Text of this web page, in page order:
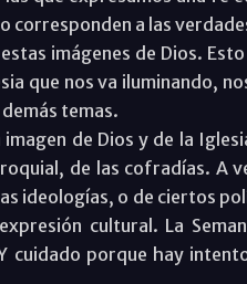
corresponden a las
imágenes de Dios.
que nos va iluminando,
temas.
de Dios y de la
de las cofradías. A
ideologías, o de ciertos
cultural. La
cuidado porque hay